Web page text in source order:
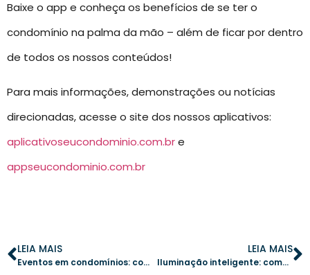
Baixe o app e conheça os benefícios de se ter o
condomínio na palma da mão – além de ficar por dentro
de todos os nossos conteúdos!
Para mais informações, demonstrações ou notícias
direcionadas, acesse o site dos nossos aplicativos:
aplicativoseucondominio.com.bre
appseucondominio.com.br
LEIA MAIS
Eventos em condomínios: como evitar problemas na organização
LEIA MAIS
Iluminação inteligente: como um bom projeto luminotécnico transforma o condomínio